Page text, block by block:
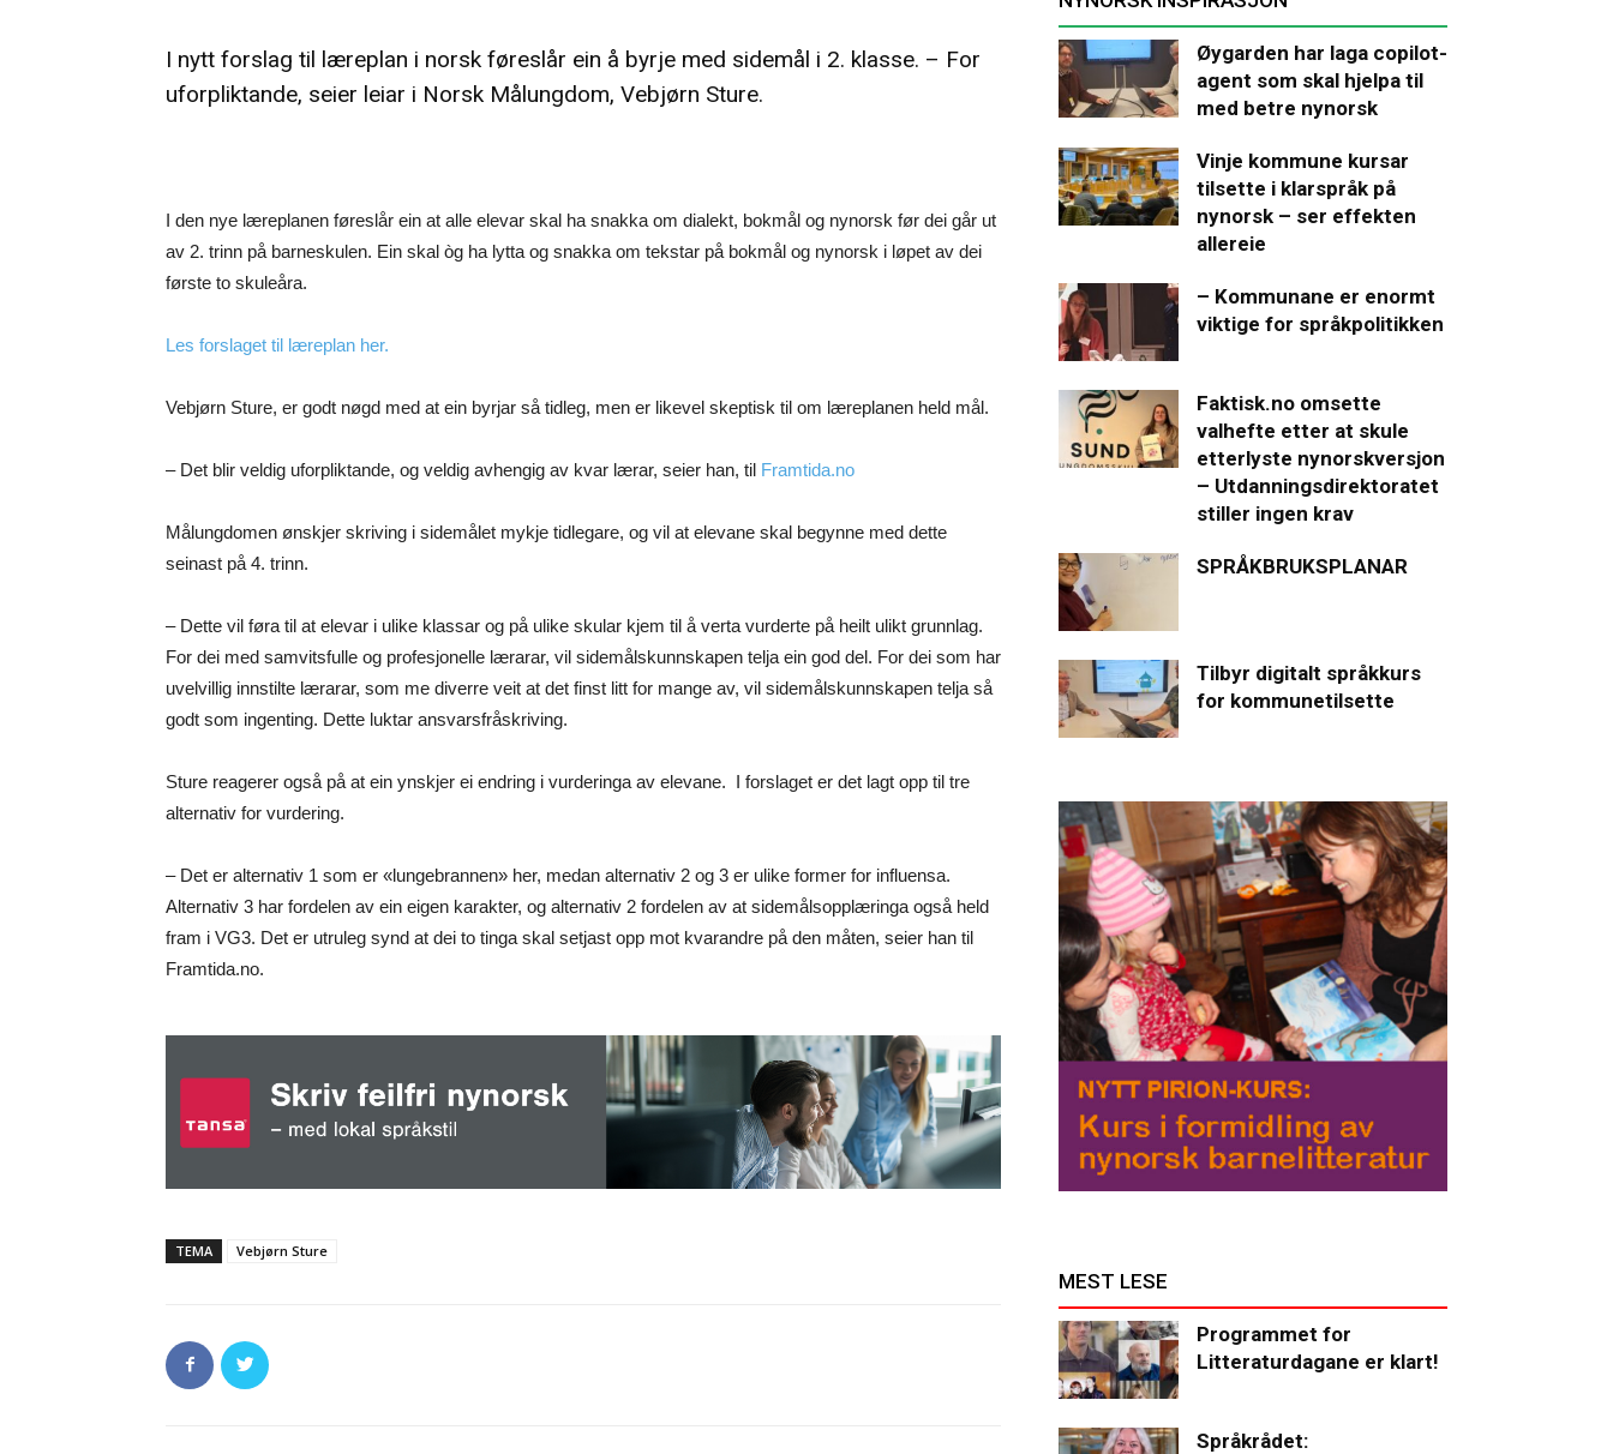
I nytt forslag til læreplan i norsk føreslår ein å byrje med sidemål i 2. klasse. – For
uforpliktande, seier leiar i Norsk Målungdom, Vebjørn Sture.
I den nye læreplanen føreslår ein at alle elevar skal ha snakka om dialekt, bokmål og nynorsk før dei går ut
av 2. trinn på barneskulen. Ein skal òg ha lytta og snakka om tekstar på bokmål og nynorsk i løpet av dei
første to skuleåra.
Les forslaget til læreplan her.
Vebjørn Sture, er godt nøgd med at ein byrjar så tidleg, men er likevel skeptisk til om læreplanen held mål.
– Det blir veldig uforpliktande, og veldig avhengig av kvar lærar, seier han, til Framtida.no
Målungdomen ønskjer skriving i sidemålet mykje tidlegare, og vil at elevane skal begynne med dette
seinast på 4. trinn.
– Dette vil føra til at elevar i ulike klassar og på ulike skular kjem til å verta vurderte på heilt ulikt grunnlag.
For dei med samvitsfulle og profesjonelle lærarar, vil sidemålskunnskapen telja ein god del. For dei som har
uvelvillig innstilte lærarar, som me diverre veit at det finst litt for mange av, vil sidemålskunnskapen telja så
godt som ingenting. Dette luktar ansvarsfråskriving.
Sture reagerer også på at ein ynskjer ei endring i vurderinga av elevane. I forslaget er det lagt opp til tre
alternativ for vurdering.
– Det er alternativ 1 som er «lungebrannen» her, medan alternativ 2 og 3 er ulike former for influensa.
Alternativ 3 har fordelen av ein eigen karakter, og alternativ 2 fordelen av at sidemålsopplæringa også held
fram i VG3. Det er utruleg synd at dei to tinga skal setjast opp mot kvarandre på den måten, seier han til
Framtida.no.
TEMA Vebjørn Sture
Øygarden har laga copilot-
agent som skal hjelpa til
med betre nynorsk
Vinje kommune kursar
tilsette i klarspråk på
nynorsk – ser effekten
allereie
– Kommunane er enormt
viktige for språkpolitikken
Faktisk.no omsette
valhefte etter at skule
etterlyste nynorskversjon
– Utdanningsdirektoratet
stiller ingen krav
SPRÅKBRUKSPLANAR
Tilbyr digitalt språkkurs
for kommunetilsette
MEST LESE
Programmet for
Litteraturdagane er klart!
Språkrådet: